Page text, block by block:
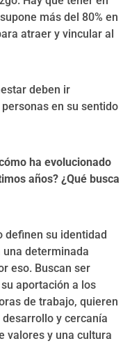
más del 80% en
atraer y vincular al
deben ir
en su sentido
ha evolucionado
años? ¿Qué busca
definen su identidad
una determinada
eso. Buscan ser
aportación a los
de trabajo, quieren
y cercanía
valores y una cultura